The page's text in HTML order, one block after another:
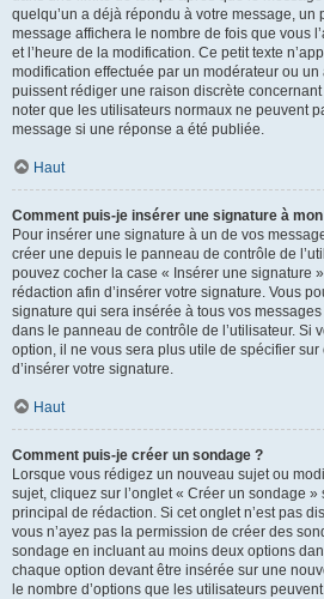
quelqu’un a déjà répondu à votre message, un
message affichera le nombre de fois que vous
et l’heure de la modification. Ce petit texte
modification effectuée par un modérateur ou un
puissent rédiger une raison discrète
noter que les utilisateurs normaux ne peuvent
message si une réponse a été publiée.
Haut
Comment puis-je insérer une signature à
Pour insérer une signature à un de vos
créer une depuis le panneau de contrôle de
pouvez cocher la case « Insérer une signature
rédaction afin d’insérer votre signature. Vous
signature qui sera insérée à tous vos
dans le panneau de contrôle de l’utilisateur. Si
option, il ne vous sera plus utile de spécifier
d’insérer votre signature.
Haut
Comment puis-je créer un sondage ?
Lorsque vous rédigez un nouveau sujet ou
sujet, cliquez sur l’onglet « Créer un sondage
principal de rédaction. Si cet onglet n’est pas
vous n’ayez pas la permission de créer des
sondage en incluant au moins deux options
chaque option devant être insérée sur une
le nombre d’options que les utilisateurs